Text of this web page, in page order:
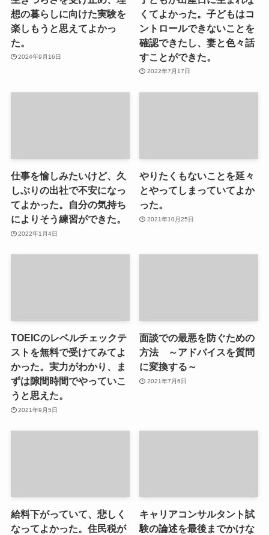
想の暮らしに向けた実験を
楽しもうと思えてよかっ
た。
2024年9月16日
くてよかった。子どもはコ
ントロールできないことを
確認できたし、妻と色々話
すことができた。
2022年7月17日
仕事を愉しみたいけど、久
しぶりの出社で不安になっ
てよかった。自分の気持ち
によりそう練習ができた。
2022年1月4日
やりたくもないことを延々
とやってしまっていてよか
った。
2021年10月25日
TOEICのレベルチェックテ
ストを無料で受けてみてよ
かった。実力がわかり、ま
ずは隙間時間でやっていこ
うと思えた。
2021年9月5日
面談での最悪を防ぐための
方法 ～アドバイスを質問
に変換する～
2021年7月6日
給料下がっていて、悲しく
なってよかった。住民税が
キャリアコンサルタント試
験の論述を最後までかけな